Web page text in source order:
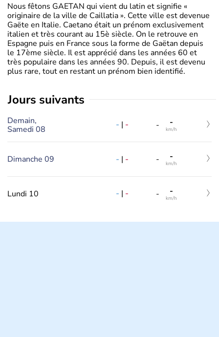
Nous fêtons GAETAN qui vient du latin et signifie «
originaire de la ville de Caillatia ». Cette ville est devenue
Gaëte en Italie. Caetano était un prénom exclusivement
italien et très courant au 15è siècle. On le retrouve en
Espagne puis en France sous la forme de Gaëtan depuis
le 17ème siècle. Il est apprécié dans les années 60 et
très populaire dans les années 90. Depuis, il est devenu
plus rare, tout en restant un prénom bien identifié.
jours suivants
Demain,
Samedi 08
- | - - -
km/h
Dimanche 09 - | - - -
km/h
Lundi 10 - | - - -
km/h